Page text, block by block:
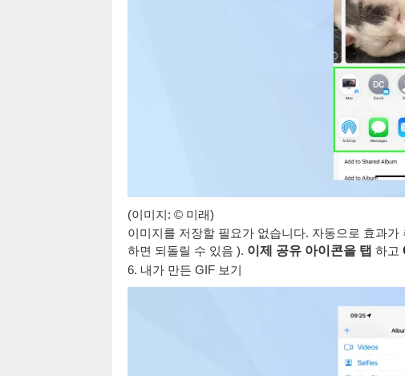
(이미지: © 미래)
이미지를 저장할 필요가 없습니다. 자동으로 효과가
하면 되돌릴 수 있음 ). 이제 공유 아이콘을 탭 하고
6. 내가 만든 GIF 보기